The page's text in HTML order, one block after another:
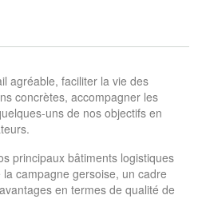
agréable, faciliter la vie des
concrètes, accompagner les
uns de nos objectifs en
principaux bâtiments logistiques
campagne gersoise, un cadre
en termes de qualité de